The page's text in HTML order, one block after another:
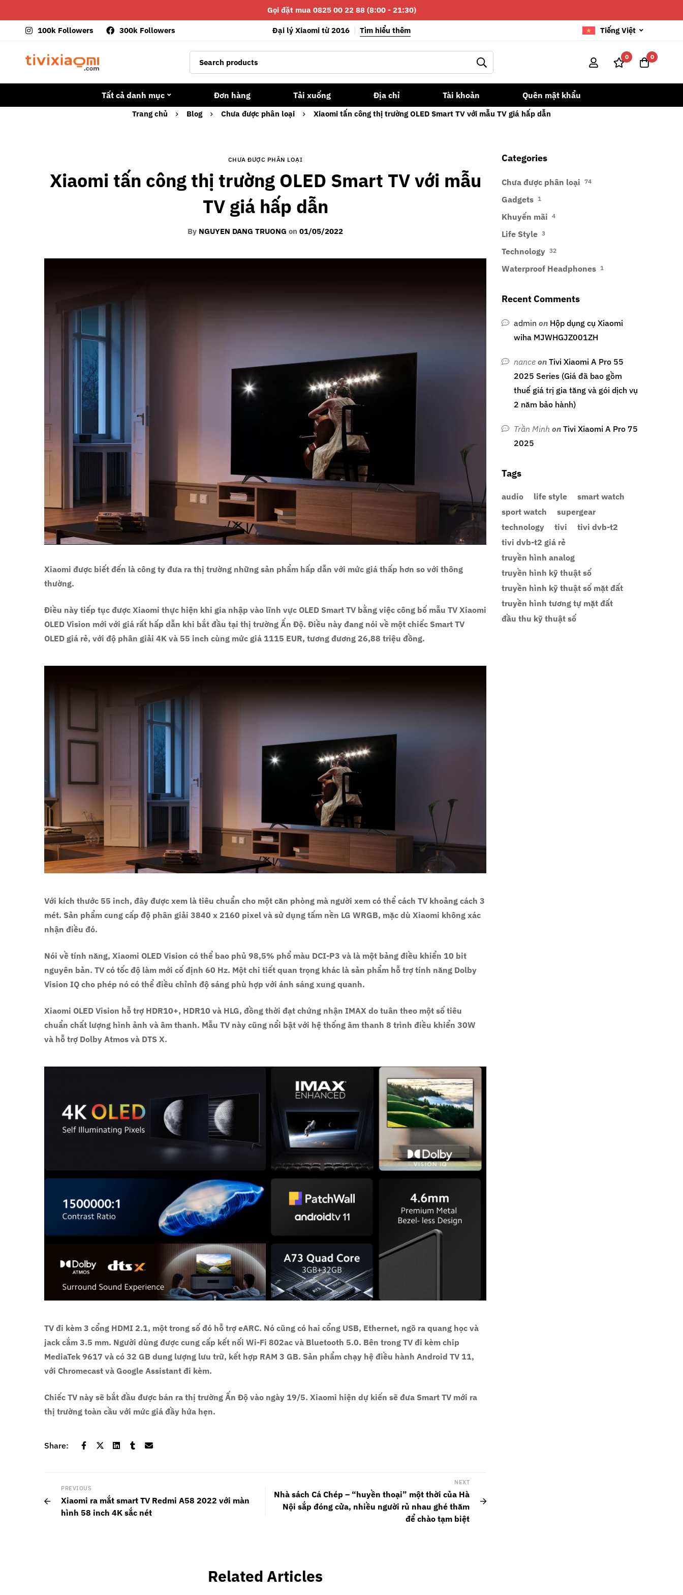
Gọi đặt mua 0825 00 22 88 (8:00 - 21:30)
100k Followers 300k Followers Đại lý Xiaomi từ 2016 Tìm hiểu thêm Tiếng Việt
0 0
Tất cả danh mục Đơn hàng Tải xuống Địa chỉ Tài khoản Quên mật khẩu
Trang chủ Blog Chưa được phân loại Xiaomi tấn công thị trường OLED Smart TV với mẫu TV giá hấp dẫn
CHƯA ĐƯỢC PHÂN LOẠI
Xiaomi tấn công thị trường OLED Smart TV với mẫu
TV giá hấp dẫn
By NGUYEN DANG TRUONG on 01/05/2022
Xiaomi được biết đến là công ty đưa ra thị trường những sản phẩm hấp dẫn với mức giá thấp hơn so với thông
thường.
Điều này tiếp tục được Xiaomi thực hiện khi gia nhập vào lĩnh vực OLED Smart TV bằng việc công bố mẫu TV Xiaomi
OLED Vision mới với giá rất hấp dẫn khi bắt đầu tại thị trường Ấn Độ. Điều này đang nói về một chiếc Smart TV
OLED giá rẻ, với độ phân giải 4K và 55 inch cùng mức giá 1115 EUR, tương đương 26,88 triệu đồng.
Với kích thước 55 inch, đây được xem là tiêu chuẩn cho một căn phòng mà người xem có thể cách TV khoảng cách 3
mét. Sản phẩm cung cấp độ phân giải 3840 x 2160 pixel và sử dụng tấm nền LG WRGB, mặc dù Xiaomi không xác
nhận điều đó.
Nói về tính năng, Xiaomi OLED Vision có thể bao phủ 98,5% phổ màu DCI-P3 và là một bảng điều khiển 10 bit
nguyên bản. TV có tốc độ làm mới cố định 60 Hz. Một chi tiết quan trọng khác là sản phẩm hỗ trợ tính năng Dolby
Vision IQ cho phép nó có thể điều chỉnh độ sáng phù hợp với ánh sáng xung quanh.
Xiaomi OLED Vision hỗ trợ HDR10+, HDR10 và HLG, đồng thời đạt chứng nhận IMAX do tuân theo một số tiêu
chuẩn chất lượng hình ảnh và âm thanh. Mẫu TV này cũng nổi bật với hệ thống âm thanh 8 trình điều khiển 30W
và hỗ trợ Dolby Atmos và DTS X.
TV đi kèm 3 cổng HDMI 2.1, một trong số đó hỗ trợ eARC. Nó cũng có hai cổng USB, Ethernet, ngõ ra quang học và
jack cắm 3.5 mm. Người dùng được cung cấp kết nối Wi-Fi 802ac và Bluetooth 5.0. Bên trong TV đi kèm chip
MediaTek 9617 và có 32 GB dung lượng lưu trữ, kết hợp RAM 3 GB. Sản phẩm chạy hệ điều hành Android TV 11,
với Chromecast và Google Assistant đi kèm.
Chiếc TV này sẽ bắt đầu được bán ra thị trường Ấn Độ vào ngày 19/5. Xiaomi hiện dự kiến ​​sẽ đưa Smart TV mới ra
thị trường toàn cầu với mức giá đầy hứa hẹn.
Share:
PREVIOUS
Xiaomi ra mắt smart TV Redmi A58 2022 với màn
hình 58 inch 4K sắc nét
NEXT
Nhà sách Cá Chép – “huyền thoại” một thời của Hà
Nội sắp đóng cửa, nhiều người rủ nhau ghé thăm
để chào tạm biệt
Related Articles
Categories
Chưa được phân loại 74
Gadgets 1
Khuyến mãi 4
Life Style 3
Technology 32
Waterproof Headphones 1
Recent Comments
admin on Hộp dụng cụ Xiaomi
wiha MJWHGJZ001ZH
nance on Tivi Xiaomi A Pro 55
2025 Series (Giá đã bao gồm
thuế giá trị gia tăng và gói dịch vụ
2 năm bảo hành)
Trần Minh on Tivi Xiaomi A Pro 75
2025
Tags
audio life style
smart watch
sport watch
supergear
technology
tivi
tivi dvb-t2
tivi dvb-t2 giá rẻ
truyền hình analog
truyền hình kỹ thuật số
truyền hình kỹ thuật số mặt đất
truyền hình tương tự mặt đất
đầu thu kỹ thuật số